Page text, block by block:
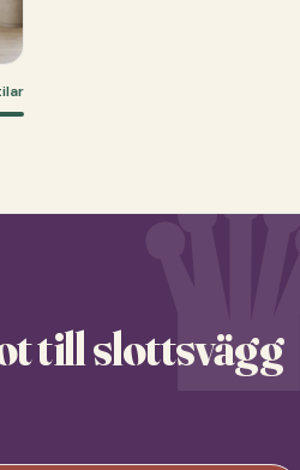
till slottsvägg